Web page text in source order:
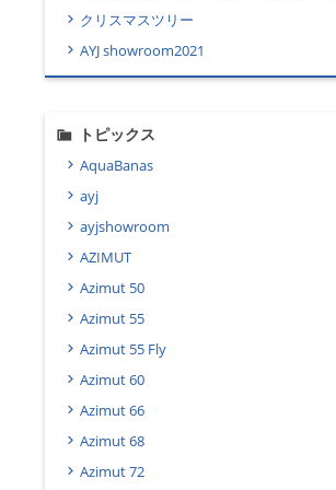
クリスマスツリー
AYJ showroom2021
トピックス
AquaBanas
ayj
ayjshowroom
AZIMUT
Azimut 50
Azimut 55
Azimut 55 Fly
Azimut 60
Azimut 66
Azimut 68
Azimut 72